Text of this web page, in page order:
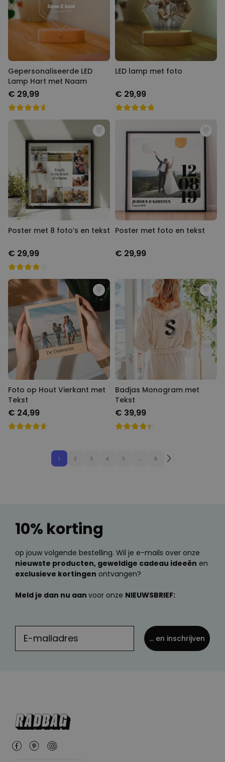
Gepersonaliseerde LED
Lamp Hart met Naam
€ 29,99
LED lamp met foto
€ 29,99
Poster met 8 foto’s en tekst
€ 29,99
Poster met foto en tekst
€ 29,99
Foto op Hout Vierkant met
Tekst
€ 24,99
Badjas Monogram met
Tekst
€ 39,99
1 2 3 4 5 ... 8
10% korting
op jouw volgende bestelling. Wil je e-mails over onze
nieuwste producten, geweldige cadeau ideeën en
exclusieve kortingen ontvangen?
Meld je dan nu aan voor onze NIEUWSBRIEF:
... en inschrijven